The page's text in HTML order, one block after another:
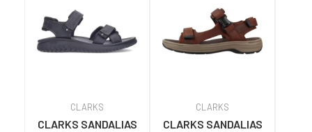
CLARKS
CLARKS SANDALIAS
CLARKS
CLARKS SANDALIAS